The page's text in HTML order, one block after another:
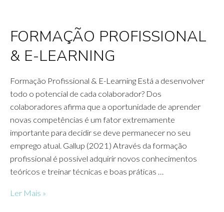
FORMAÇÃO PROFISSIONAL
& E-LEARNING
Formação Profissional & E-Learning Está a desenvolver
todo o potencial de cada colaborador? Dos
colaboradores afirma que a oportunidade de aprender
novas competências é um fator extremamente
importante para decidir se deve permanecer no seu
emprego atual. Gallup (2021) Através da formação
profissional é possível adquirir novos conhecimentos
teóricos e treinar técnicas e boas práticas …
FORMAÇÃO
Ler Mais »